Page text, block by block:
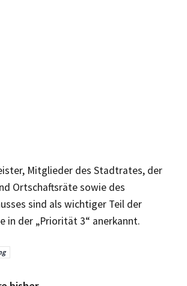
Mitglieder des Stadtrates, der
Ortschaftsräte sowie des
sind als wichtiger Teil der
in der „Priorität 3“ anerkannt.